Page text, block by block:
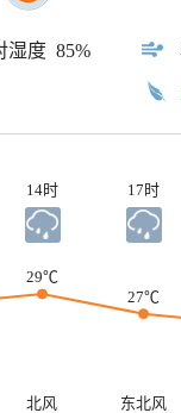
湿度 85%
14时 17时
29℃
27℃
北风 东北风